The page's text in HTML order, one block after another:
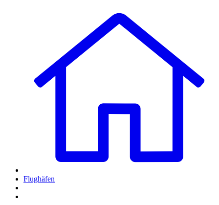
Flughäfen